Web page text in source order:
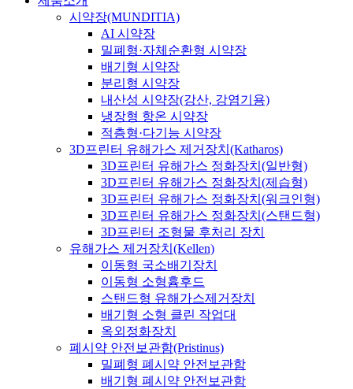
시약장(MUNDITIA)
AI 시약장
밀폐형·자체순환형 시약장
배기형 시약장
분리형 시약장
내산성 시약장(강산, 강염기용)
냉장형 항온 시약장
적층형·다기능 시약장
3D프린터 유해가스 제거장치(Katharos)
3D프린터 유해가스 정화장치(일반형)
3D프린터 유해가스 정화장치(제습형)
3D프린터 유해가스 정화장치(워크인형)
3D프린터 유해가스 정화장치(스탠드형)
3D프린터 조형물 후처리 장치
유해가스 제거장치(Kellen)
이동형 국소배기장치
이동형 소형흄후드
스탠드형 유해가스제거장치
배기형 소형 클린 작업대
옥외정화장치
폐시약 안전보관함(Pristinus)
밀폐형 폐시약 안전보관함
배기형 폐시약 안전보관함